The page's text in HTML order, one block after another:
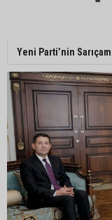
Yeni Parti’nin